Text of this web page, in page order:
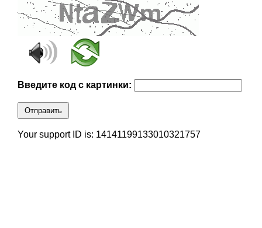
Введите код с картинки:
Отправить
Your support ID is: 14141199133010321757